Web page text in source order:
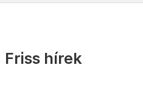
Friss hírek